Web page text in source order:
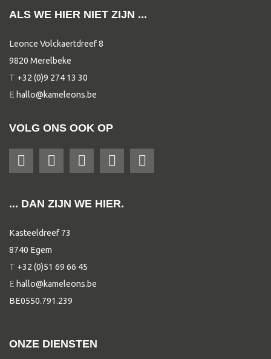
ALS WE HIER NIET ZIJN ...
Leonce Volckaertdreef 8
9820 Merelbeke
T +32 (0)9 274 13 30
E hallo@kameleons.be
VOLG ONS OOK OP
... DAN ZIJN WE HIER.
Kasteeldreef 73
8740 Egem
T +32 (0)51 69 66 45
E hallo@kameleons.be
BE0550.791.239
ONZE DIENSTEN